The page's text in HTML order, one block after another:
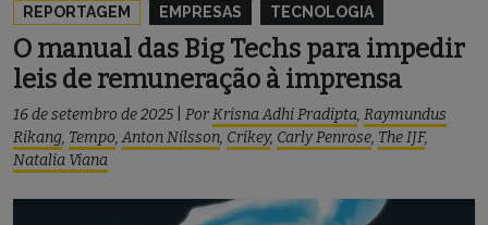
REPORTAGEM EMPRESAS TECNOLOGIA
O manual das Big Techs para impedir
leis de remuneração à imprensa
16 de setembro de 2025 PorKrisna Adhi Pradipta, Raymundus
Rikang, Tempo,Anton Nilsson, Crikey, Carly Penrose, The IJF,
Natalia Viana